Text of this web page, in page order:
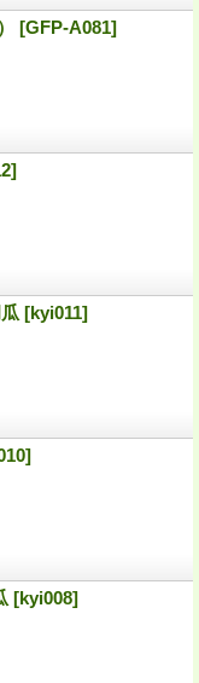
[GFP-A081]
[kyi011]
[kyi008]